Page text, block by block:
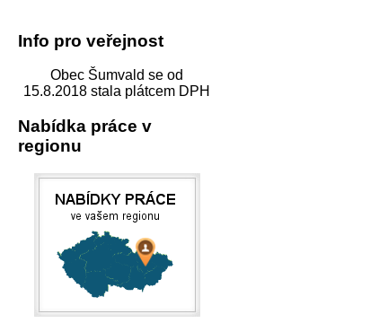
Info pro veřejnost
Obec Šumvald se od
15.8.2018 stala plátcem DPH
Nabídka práce v
regionu